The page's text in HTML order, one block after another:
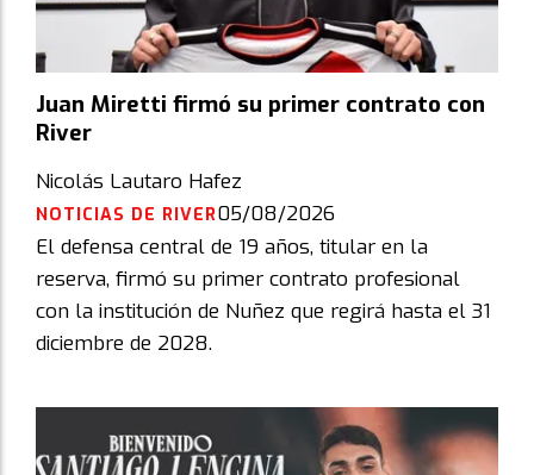
Juan Miretti firmó su primer contrato con
River
Nicolás Lautaro Hafez
NOTICIAS DE RIVER05/08/2026
El defensa central de 19 años, titular en la
reserva, firmó su primer contrato profesional
con la institución de Nuñez que regirá hasta el 31
diciembre de 2028.